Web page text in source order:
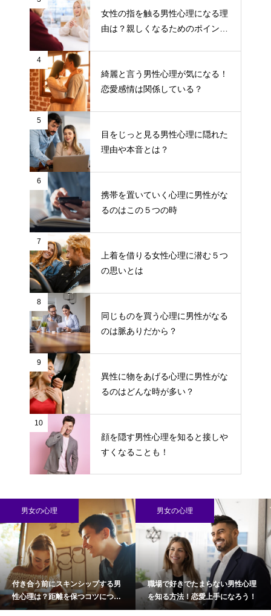
女性の指を触る男性心理になる理
由は？親しくなるためのポイント
4
綺麗と言う男性心理が気になる！
恋愛感情は関係している？
5
目をじっと見る男性心理に隠れた
理由や本音とは？
6
携帯を置いていく心理に男性がな
るのはこの５つの時
7
上着を借りる女性心理に潜む５つ
の思いとは
8
同じものを買う心理に男性がなる
のは脈ありだから？
9
異性に物をあげる心理に男性がな
るのはどんな時が多い？
10
顔を隠す男性心理を知ると接しや
すくなることも！
男女の心理
付き合う前にスキンシップする男
性心理は？距離を保つコツについ
て
男女の心理
職場で好きでたまらない男性心理
を知る方法！恋愛上手になろう！